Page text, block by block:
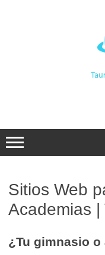
Sitios Web
Academias |
¿Tu gimnasio o